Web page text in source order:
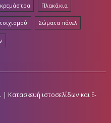
Πλακάκια
Σώματα πάνελ
Κατασκευή ιστοσελίδων και E-